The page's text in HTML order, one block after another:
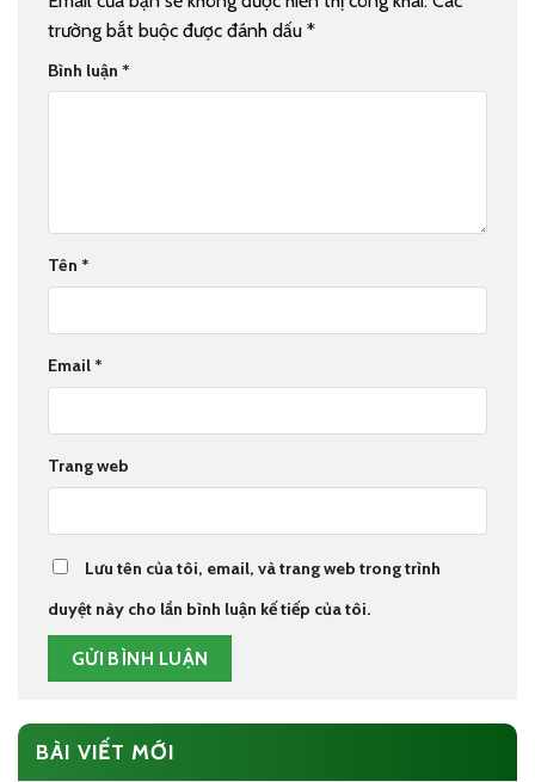
trường bắt buộc được đánh dấu *
Bình luận *
Tên *
Email *
Trang web
Lưu tên của tôi, email, và trang web trong trình
duyệt này cho lần bình luận kế tiếp của tôi.
BÀI VIẾT MỚI